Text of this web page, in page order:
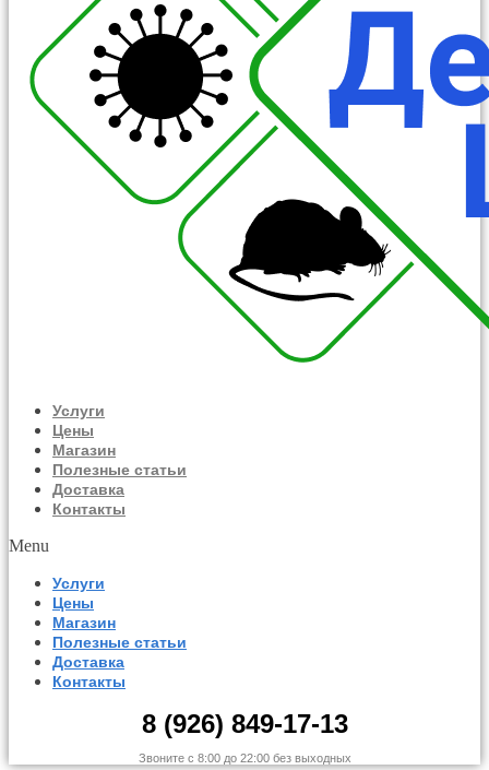
Услуги
Цены
Магазин
Полезные статьи
Доставка
Контакты
Menu
Услуги
Цены
Магазин
Полезные статьи
Доставка
Контакты
8 (926) 849-17-13
Звоните с 8:00 до 22:00 без выходных